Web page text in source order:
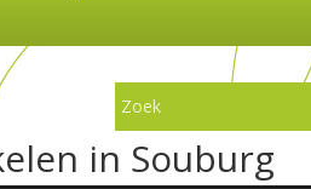
in Souburg